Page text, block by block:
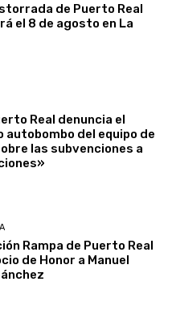
de Puerto Real
el 8 de agosto en La
Real denuncia el
autobombo del equipo de
las subvenciones a
Rampa de Puerto Real
de Honor a Manuel